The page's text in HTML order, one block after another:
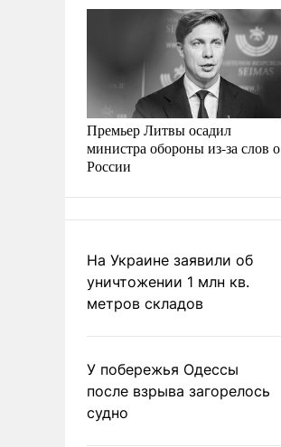
Премьер Литвы осадил
министра обороны из-за слов о
России
На Украине заявили об
уничтожении 1 млн кв.
метров складов
У побережья Одессы
после взрыва загорелось
судно